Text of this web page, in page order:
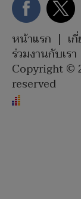
หน้าแรก | เ
ร่วมงานกับเรา
Copyright ©
reserved